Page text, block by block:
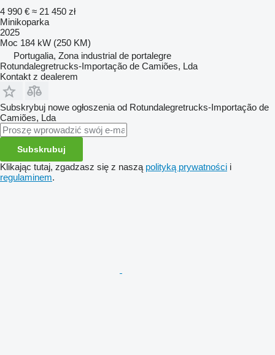
4 990 € ≈ 21 450 zł
Minikoparka
2025
Moc 184 kW (250 KM)
Portugalia, Zona industrial de portalegre
Rotundalegretrucks-Importação de Camiões, Lda
Kontakt z dealerem
Subskrybuj nowe ogłoszenia od Rotundalegretrucks-Importação de
Camiões, Lda
Subskrubuj
Klikając tutaj, zgadzasz się z naszą polityką prywatności i
regulaminem.